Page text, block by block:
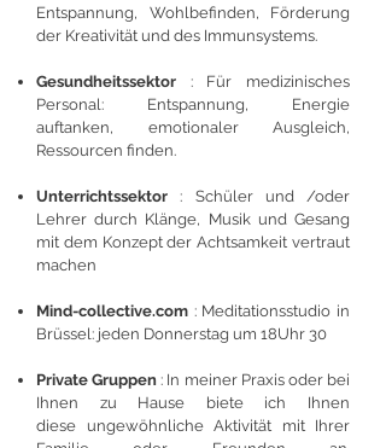
Entspannung, Wohlbefinden, Förderung
der Kreativität und des Immunsystems.
Gesundheitssektor : Für
medizinisches
Personal: Entspannung, Energie
auftanken, emotionaler Ausgleich,
Ressourcen finden.
Unterrichtssektor : Schüler und /oder
Lehrer durch Klänge, Musik und Gesang
mit dem Konzept der Achtsamkeit vertraut
machen
Mind-collective.com : Meditationsstudio in
Brüssel: jeden Donnerstag um 18Uhr 30
Private Gruppen : In meiner Praxis oder bei
Ihnen zu Hause biete ich Ihnen
diese ungewöhnliche Aktivität mit Ihrer